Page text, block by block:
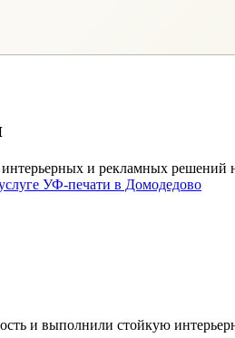
и рекламных решений
УФ-печати в Домодедово
и выполнили стойкую